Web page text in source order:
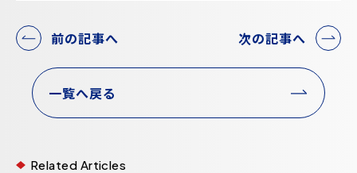
前の記事へ 次の記事へ
一覧へ戻る
Related Articles